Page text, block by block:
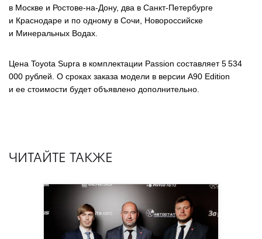
в Москве и Ростове-на-Дону, два в Санкт-Петербурге
и Краснодаре и по одному в Сочи, Новороссийске
и Минеральных Водах.
Цена Toyota Supra в комплектации Passion составляет 5 534
000 рублей. О сроках заказа модели в версии A90 Edition
и ее стоимости будет объявлено дополнительно.
ЧИТАЙТЕ ТАКЖЕ